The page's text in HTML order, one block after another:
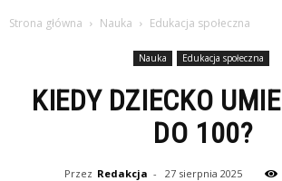
Strona główna Nauka Edukacja społeczna
Nauka Edukacja społeczna
KIEDY DZIECKO
DO 100?
Przez Redakcja - 27 sierpnia 2025